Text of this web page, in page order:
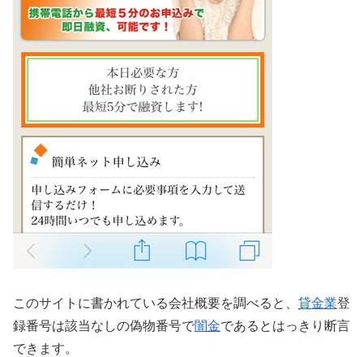
このサイトに書かれている会社概要を調べると、 貸金業登
録番号は該当なしの偽物番号で闇金であるとはっきり断言
できます。